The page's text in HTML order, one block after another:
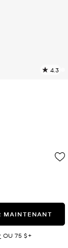
4.3
MAINTENANT
OU 75 $+